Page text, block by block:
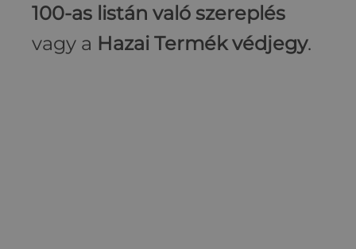
100-as listán való szereplés
vagy a Hazai Termék védjegy.